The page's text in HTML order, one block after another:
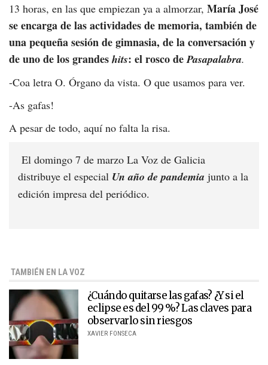
13 horas, en las que empiezan ya a almorzar, María José
se encarga de las actividades de memoria, también de
una pequeña sesión de gimnasia, de la conversación y
de uno de los grandes hits: el rosco dePasapalabra.
-Coa letra O. Órgano da vista. O que usamos para ver.
-As gafas!
A pesar de todo, aquí no falta la risa.
El domingo 7 de marzo La Voz de Galicia
distribuye el especial Un año de pandemia junto a la
edición impresa del periódico.
TAMBIÉN EN LA VOZ
¿Cuándo quitarse las gafas? ¿Y si el
eclipse es del 99 %? Las claves para
observarlo sin riesgos
XAVIER FONSECA